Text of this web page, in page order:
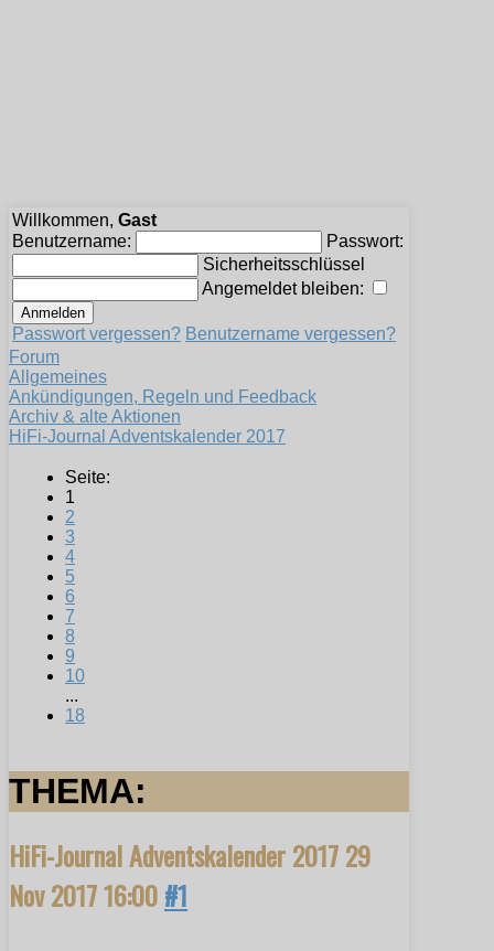
Willkommen, Gast
Benutzername:
Passwort:
Sicherheitsschlüssel
Angemeldet bleiben:
Passwort vergessen? Benutzername vergessen?
Forum
Allgemeines
Ankündigungen, Regeln und Feedback
Archiv & alte Aktionen
HiFi-Journal Adventskalender 2017
Seite:
1
2
3
4
5
6
7
8
9
10
...
18
THEMA:
HiFi-Journal Adventskalender 201729
Nov 2017 16:00#1